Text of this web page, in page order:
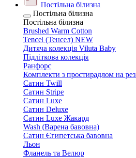
Постільна білизна
Постільна білизна
Постільна білизна
Brushed Warm Cotton
Tencel (Тенсел) NEW
Дитяча колекція Viluta Baby
Підліткова колекція
Ранфорс
Комплекти з простирадлом на
Сатин Twill
Сатин Stripe
Сатин Luxe
Сатин Deluxe
Сатин Luxe Жакард
Wash (Варена бавовна)
Сатин Єгипетська бавовна
Льон
Фланель та Велюр